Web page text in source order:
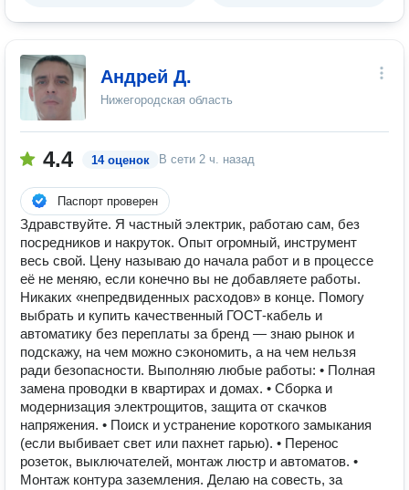
Андрей Д.
Нижегородская область
4.4 14 оценок В сети 2 ч. назад
Паспорт проверен
Здравствуйте. Я частный электрик, работаю сам, без
посредников и накруток. Опыт огромный, инструмент
весь свой. Цену называю до начала работ и в процессе
её не меняю, если конечно вы не добавляете работы.
Никаких «непредвиденных расходов» в конце. Помогу
выбрать и купить качественный ГОСТ-кабель и
автоматику без переплаты за бренд — знаю рынок и
подскажу, на чем можно сэкономить, а на чем нельзя
ради безопасности. Выполняю любые работы: • Полная
замена проводки в квартирах и домах. • Сборка и
модернизация электрощитов, защита от скачков
напряжения. • Поиск и устранение короткого замыкания
(если выбивает свет или пахнет гарью). • Перенос
розеток, выключателей, монтаж люстр и автоматов. •
Монтаж контура заземления. Делаю на совесть, за